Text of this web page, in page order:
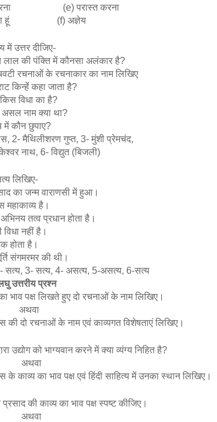
(e) परास्त करना
(f) अज्ञेय
में उत्तर दीजिए-
की पंक्ति में कौनसा अलंकार है?
रचनाओं के रचनाकार का नाम लिखिए
किन्हेंं कहा जाता है?
विधा का है?
असल नाम क्या था?
में कौन छुपाए?
2- मैथिलीशरण गुप्त, 3- मुंशी प्रेमचंद,
नाथ, 6- विद्युत (बिजली)
लिखिए-
का जन्म वाराणसी में हुआ।
महाकाव्य है।
तत्व प्रधान होता है।
नहीं है।
होता है।
संगमरमर की थी।
सत्य, 3- सत्य, 4- असत्य, 5-असत्य, 6-सत्य
प्रश्न
भाव पक्ष लिखते हुए दो रचनाओं के नाम लिखिए।
की दो रचनाओं के नाम एवं काव्यगत विशेषताएं लिखिए।
उद्योग को भाग्यवान करने में क्या व्यंग्य निहित है?
के काव्य का भाव पक्ष एवं हिंदी साहित्य में उनका स्थान लिखिए।
की काव्य का भाव पक्ष स्पष्ट कीजिए।